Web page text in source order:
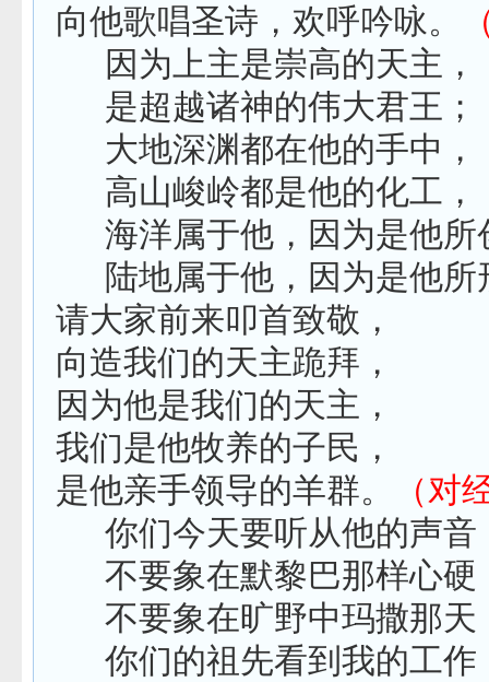
向他歌唱圣诗，欢呼吟咏。
因为上主是崇高的天主，
是超越诸神的伟大君王；
大地深渊都在他的手中，
高山峻岭都是他的化工，
海洋属于他，因为是他所
陆地属于他，因为是他所
请大家前来叩首致敬，
向造我们的天主跪拜，
因为他是我们的天主，
我们是他牧养的子民，
是他亲手领导的羊群。
（对
你们今天要听从他的声音
不要象在默黎巴那样心硬
不要象在旷野中玛撒那天
你们的祖先看到我的工作